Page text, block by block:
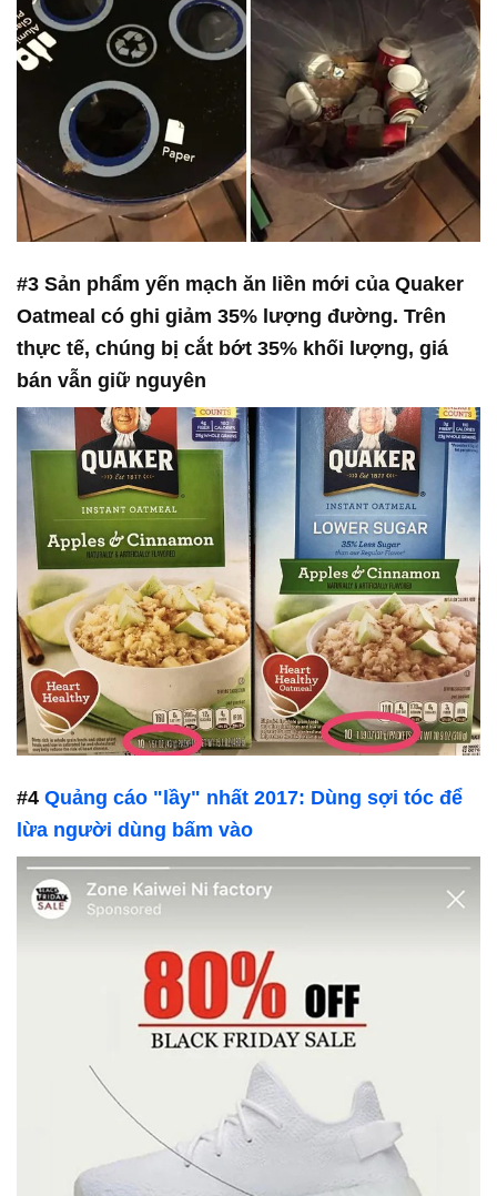
#3 Sản phẩm yến mạch ăn liền mới của Quaker
Oatmeal có ghi giảm 35% lượng đường. Trên
thực tế, chúng bị cắt bớt 35% khối lượng, giá
bán vẫn giữ nguyên
#4 Quảng cáo "lầy" nhất 2017: Dùng sợi tóc để
lừa người dùng bấm vào